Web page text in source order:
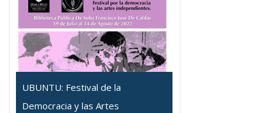
UBUNTU: Festival de la
Democracia y las Artes